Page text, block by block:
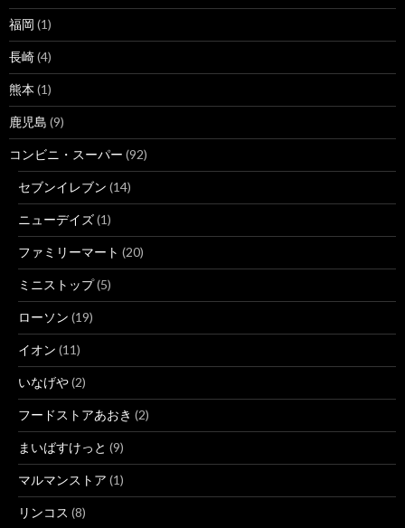
福岡 (1)
長崎(4)
熊本 (1)
鹿児島 (9)
コンビニ・スーパー (92)
セブンイレブン (14)
ニューデイズ(1)
ファミリーマート (20)
ミニストップ(5)
ローソン (19)
イオン (11)
いなげや(2)
フードストアあおき (2)
まいばすけっと (9)
マルマンストア (1)
リンコス (8)